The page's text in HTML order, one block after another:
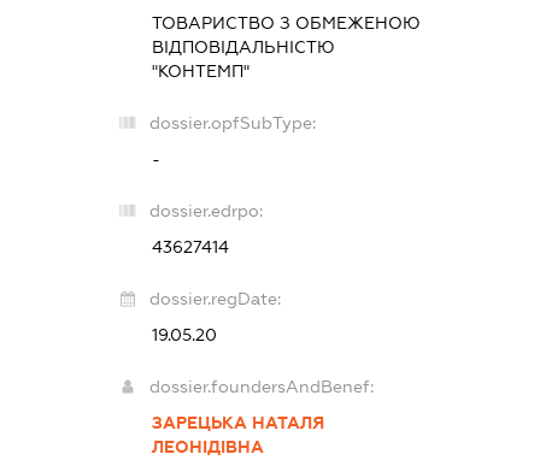
ТОВАРИСТВО З ОБМЕЖЕНОЮ
ВІДПОВІДАЛЬНІСТЮ
"КОНТЕМП"
dossier.opfSubType:
-
dossier.edrpo:
43627414
dossier.regDate:
19.05.20
dossier.foundersAndBenef:
ЗАРЕЦЬКА НАТАЛЯ
ЛЕОНІДІВНА